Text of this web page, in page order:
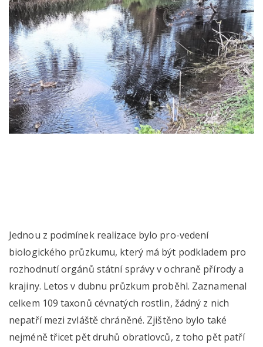
Jednou z podmínek realizace bylo pro-vedení
biologického průzkumu, který má být podkladem pro
rozhodnutí orgánů státní správy v ochraně přírody a
krajiny. Letos v dubnu průzkum proběhl. Zaznamenal
celkem 109 taxonů cévnatých rostlin, žádný z nich
nepatří mezi zvláště chráněné. Zjištěno bylo také
nejméně třicet pět druhů obratlovců, z toho pět patří